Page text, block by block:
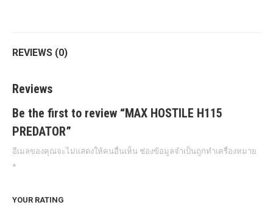
REVIEWS (0)
Reviews
Be the first to review “MAX HOSTILE H115
PREDATOR”
อีเมลของคุณจะไม่แสดงให้คนอื่นเห็น ช่องข้อมูลจำเป็นถูกทำเครื่องหมาย
*
YOUR RATING